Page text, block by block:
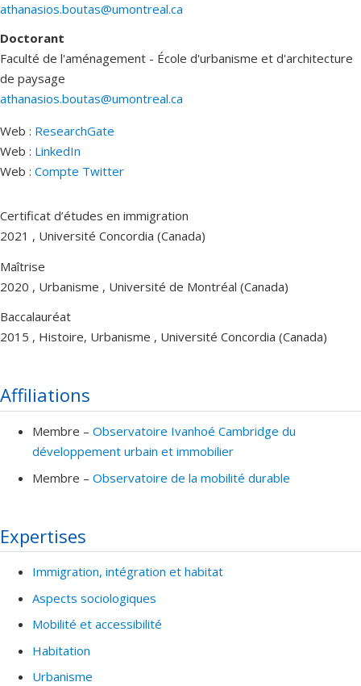
athanasios.boutas@umontreal.ca
Doctorant
Faculté de l'aménagement - École d'urbanisme et d'architecture
de paysage
athanasios.boutas@umontreal.ca
Web : ResearchGate
Web : LinkedIn
Web : Compte Twitter
Certificat d’études en immigration
2021 , Université Concordia (Canada)
Maîtrise
2020 , Urbanisme , Université de Montréal (Canada)
Baccalauréat
2015 , Histoire, Urbanisme , Université Concordia (Canada)
Affiliations
Membre – Observatoire Ivanhoé Cambridge du
développement urbain et immobilier
Membre – Observatoire de la mobilité durable
Expertises
Immigration, intégration et habitat
Aspects sociologiques
Mobilité et accessibilité
Habitation
Urbanisme